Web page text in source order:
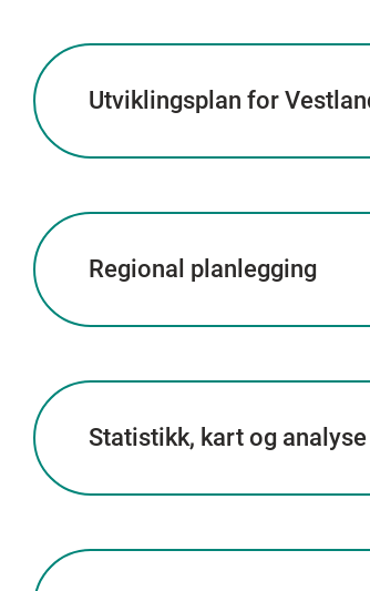
Utviklingsplan for
Regional planlegging
Statistikk, kart og analyse